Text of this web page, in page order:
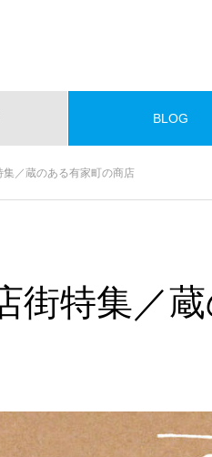
BLOG
ョッピング イベント
KOMACHI」
ランJaillir
】たいやきが主役。
／蔵のある有家町の商店
街特集／